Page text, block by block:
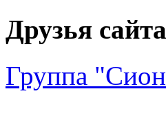
Друзья сайта
Группа